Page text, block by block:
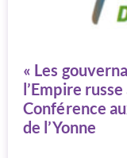
« Les
l’Empire
Conférence
de l’Yonne